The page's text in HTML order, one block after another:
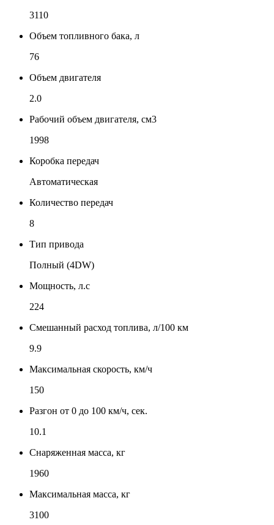
3110
Объем топливного бака, л
76
Объем двигателя
2.0
Рабочий объем двигателя, см3
1998
Коробка передач
Автоматическая
Количество передач
8
Тип привода
Полный (4DW)
Мощность, л.с
224
Смешанный расход топлива, л/100 км
9.9
Максимальная скорость, км/ч
150
Разгон от 0 до 100 км/ч, сек.
10.1
Снаряженная масса, кг
1960
Максимальная масса, кг
3100